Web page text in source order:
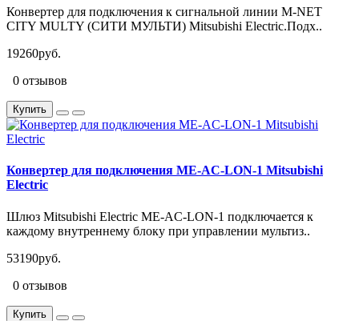
Конвертер для подключения к сигнальной линии M-NET
CITY MULTY (СИТИ МУЛЬТИ) Mitsubishi Electric.Подх..
19260руб.
0 отзывов
Купить
Конвертер для подключения ME-AC-LON-1 Mitsubishi
Electric
Шлюз Mitsubishi Electric ME-AC-LON-1 подключается к
каждому внутреннему блоку при управлении мультиз..
53190руб.
0 отзывов
Купить